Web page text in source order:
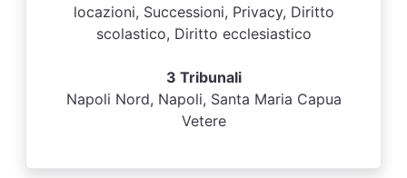
locazioni, Successioni, Privacy, Diritto
scolastico, Diritto ecclesiastico
3 Tribunali
Napoli Nord, Napoli, Santa Maria Capua
Vetere